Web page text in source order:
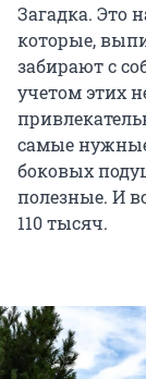
Загадка. Это
которые,
забирают с
учетом этих
самые
боковых
полезные. И
110 тысяч.